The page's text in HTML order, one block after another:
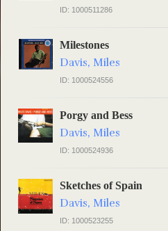
ID: 1000511286
Milestones
Davis, Miles
ID: 1000524556
Porgy and Bess
Davis, Miles
ID: 1000524936
Sketches of Spain
Davis, Miles
ID: 1000523255